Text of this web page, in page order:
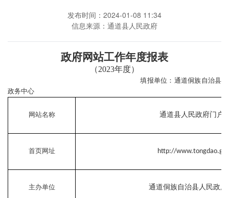
发布时间：2024-01-08 11:34
信息来源：通道县人民政府
政府网站工作年度报表
（2023年度）
填报单位： 通道侗族自治县
政务中心
网站名称 通道县人民政府门户
首页网址 http://
主办单位 通道侗族自治县人民政府